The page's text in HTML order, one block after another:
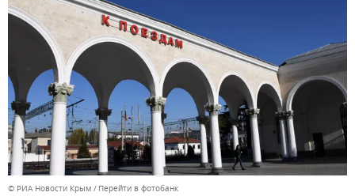
© РИА Новости Крым Перейти в фотобанк